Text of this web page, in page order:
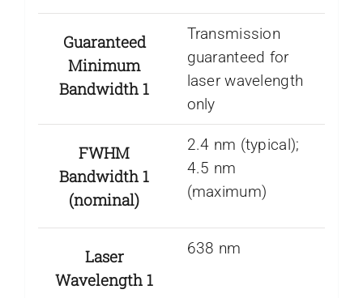
Guaranteed
Minimum
Bandwidth 1
Transmission
guaranteed for
laser wavelength
only
FWHM
Bandwidth 1
(nominal)
2.4 nm (typical);
4.5 nm
(maximum)
Laser
Wavelength 1
638 nm